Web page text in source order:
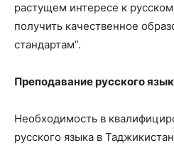
растущем интересе к
получить качественное
стандартам”.
Преподавание русского
Необходимость в
русского языка в